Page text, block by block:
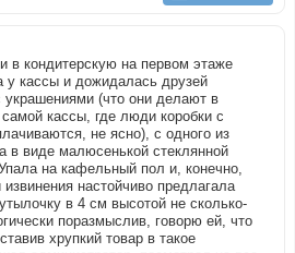
в кондитерскую на первом этаже
у кассы и дожидалась друзей
украшениями (что они делают в
кассы, где люди коробки с
не ясно), с одного из
в виде малюсенькой стеклянной
на кафельный пол и, конечно,
настойчиво предлагала
в 4 см высотой не сколько-
поразмыслив, говорю ей, что
хрупкий товар в такое